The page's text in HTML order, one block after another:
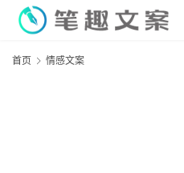
首页 情感文案